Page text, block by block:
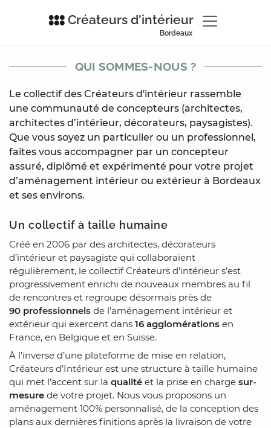
Créateurs d'intérieur
Bordeaux
QUI SOMMES-NOUS ?
Le collectif des Créateurs d'intérieur rassemble
une communauté de concepteurs (architectes,
architectes d’intérieur, décorateurs, paysagistes).
Que vous soyez un particulier ou un professionnel,
faites vous accompagner par un concepteur
assuré, diplômé et expérimenté pour votre projet
d’aménagement intérieur ou extérieur à Bordeaux
et ses environs.
Un collectif à taille humaine
Créé en 2006 par des architectes, décorateurs
d’intérieur et paysagiste qui collaboraient
régulièrement, le collectif Créateurs d’intérieur s’est
progressivement enrichi de nouveaux membres au fil
de rencontres et regroupe désormais près de
90 professionnels de l’aménagement intérieur et
extérieur qui exercent dans 16 agglomérations en
France, en Belgique et en Suisse.
À l’inverse d’une plateforme de mise en relation,
Créateurs d’Intérieur est une structure à taille humaine
qui met l’accent sur la qualité et la prise en charge sur-
mesure de votre projet. Nous vous proposons un
aménagement 100% personnalisé, de la conception des
plans aux dernières finitions après la livraison de votre